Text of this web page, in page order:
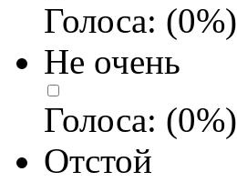
Голоса: (0%)
Не очень
Голоса: (0%)
Отстой